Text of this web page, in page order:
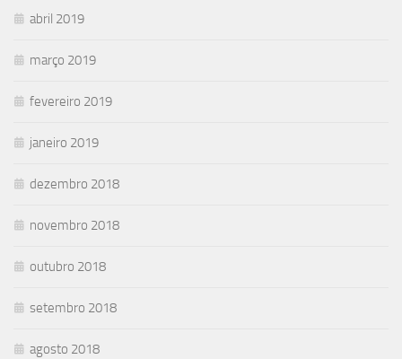
abril 2019
março 2019
fevereiro 2019
janeiro 2019
dezembro 2018
novembro 2018
outubro 2018
setembro 2018
agosto 2018